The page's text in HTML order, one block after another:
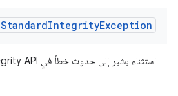
StandardIntegrityException
استثناء يشير إلى حدوث خطأ في Standard Integrity API.